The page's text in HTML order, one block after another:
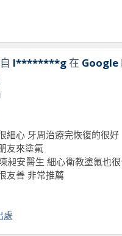
I********g在 Google
細心 牙周治療完恢復的很好
友來塗氟
昶安醫生 細心衛教塗氟也
友善 非常推薦
處